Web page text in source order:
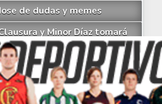
de dudas y memes
y Minor Díaz tomará
que deja otro fiasco de
investigación penal por